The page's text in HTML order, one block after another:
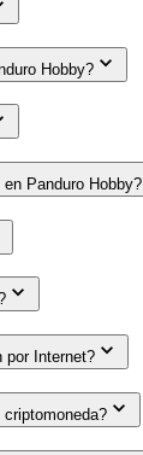
Hobby?
Panduro Hobby?
por Internet?